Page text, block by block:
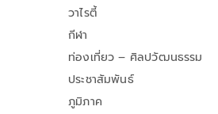
วาไรตี้
กีฬา
ท่องเที่ยว – ศิลปวัฒนธรรม
ประชาสัมพันธ์
ภูมิภาค